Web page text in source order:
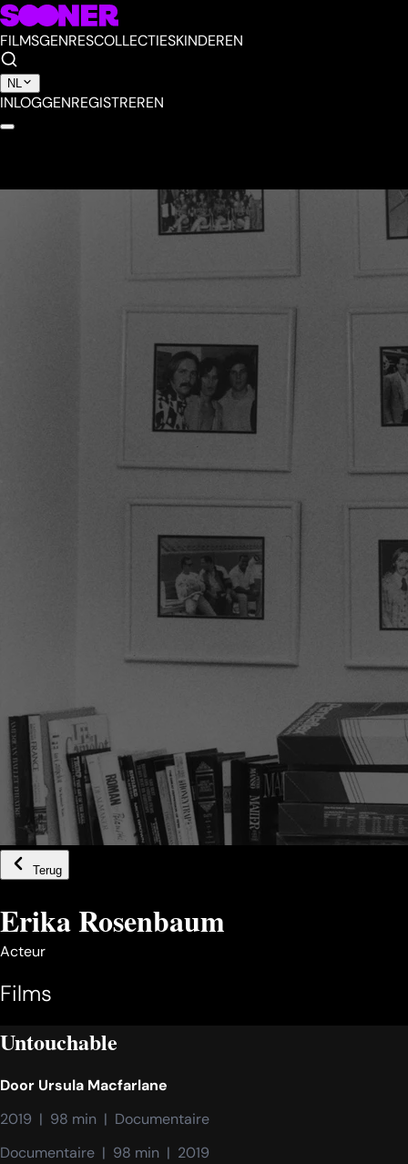
FILMSGENRESCOLLECTIESKINDEREN
NL
INLOGGENREGISTREREN
Terug
Erika Rosenbaum
Acteur
Films
Untouchable
Door Ursula Macfarlane
2019  |  98 min  |  Documentaire
Documentaire  |  98 min  |  2019